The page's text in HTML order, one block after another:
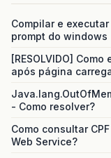
Compilar e
prompt do windows
[RESOLVIDO]
após página
- Como resolver?
Como consultar
Web Service?